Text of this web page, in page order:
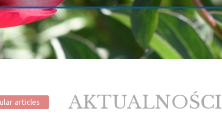
articles AKTUALNOŚCI